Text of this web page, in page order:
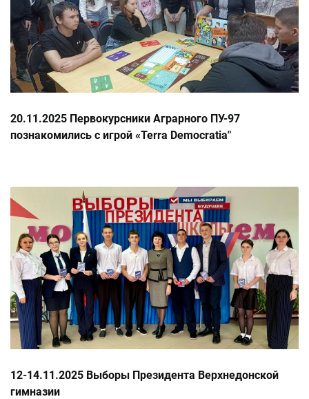
20.11.2025 Первокурсники Аграрного ПУ-97
познакомились с игрой «Terra Democratia"
12-14.11.2025 Выборы Президента Верхнедонской
гимназии